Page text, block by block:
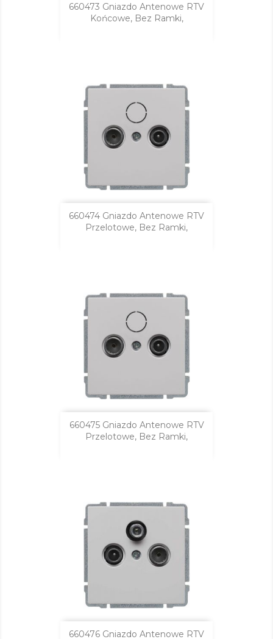
660473 Gniazdo Antenowe RTV
Końcowe, Bez Ramki,
660474 Gniazdo Antenowe RTV
Przelotowe, Bez Ramki,
660475 Gniazdo Antenowe RTV
Przelotowe, Bez Ramki,
660476 Gniazdo Antenowe RTV